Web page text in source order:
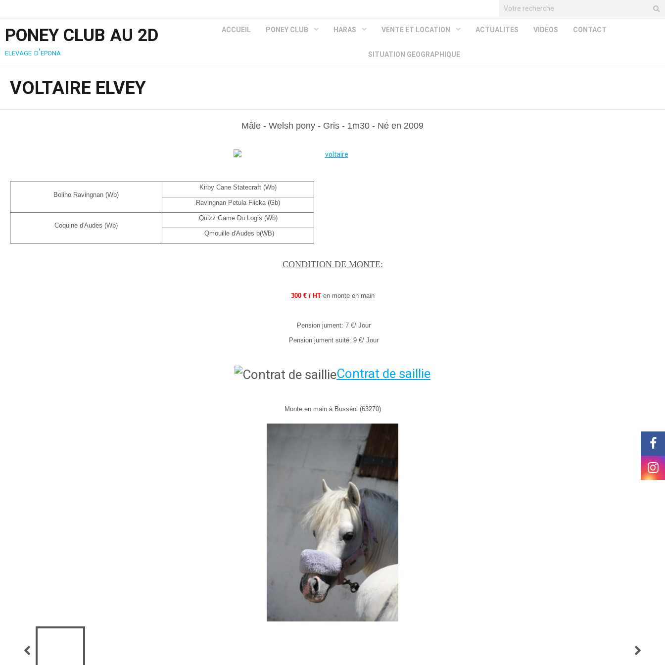
PONEY CLUB AU 2D
elevage d'epona
ACCUEIL PONEY CLUB HARAS VENTE ET LOCATION ACTUALITES VIDEOS CONTACT
SITUATION GEOGRAPHIQUE
VOLTAIRE ELVEY
Mâle - Welsh pony - Gris - 1m30 - Né en 2009
Bolino Ravingnan (Wb)
Kirby Cane Statecraft (Wb)
Ravingnan Petula Flicka (Gb)
Coquine d'Audes (Wb)
Quizz Game Du Logis (Wb)
Qmouille d'Audes b(WB)
CONDITION DE MONTE:
300 € / HT en monte en main
Pension jument: 7 €/ Jour
Pension jument suité: 9 €/ Jour
Contrat de saillie
Monte en main à Busséol (63270)